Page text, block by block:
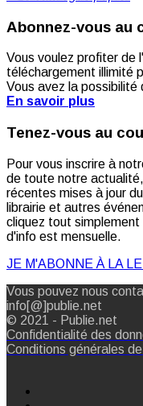
Abonnez-vous au
Vous voulez profiter de
téléchargement illimité
Vous avez la possibilité
En savoir plus
Tenez-vous au
Pour vous inscrire à
de toute notre
récentes mises à jour
librairie et autres
cliquez tout
d'info est mensuelle.
JE M'ABONNE À LA
Vous pouvez nous
info[@]publie.net
© 2021 - Publie.net
Confidentialité des
Conditions générales